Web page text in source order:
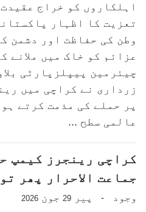
اہلکاروں کو خراج
تعزیت کا اظہار
وطن کی حفاظت اور دشمن
عزائم کو خاک میں ملانے
چیئرمین پیپلزپارٹی
زرداری نے کراچی میں
پر حملے کی مذمت کرتے
عالمی سطح ...
کراچی رینجرز کیمپ
جماعت الاحرار پھر
وجود - پیر 29 جون 2026